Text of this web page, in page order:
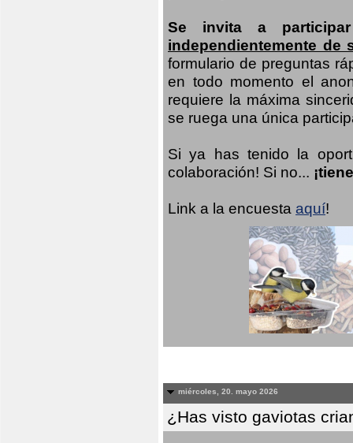
Se invita a
independientemente
formulario de preguntas
en todo momento el
requiere la máxima
se ruega una única
Si ya has tenido la
colaboración! Si no...
Link a la encuesta aquí!
miércoles, 20. mayo 2026
¿Has visto gaviotas